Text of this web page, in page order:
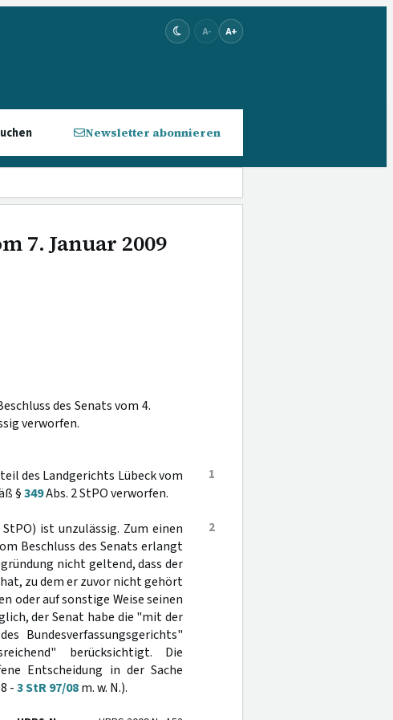
A- A+
Newsletter abonnieren
7. Januar 2009
des Senats vom 4.
verworfen.
1
des Landgerichts Lübeck vom
§349Abs. 2 StPO verworfen.
2
StPO) ist unzulässig. Zum einen
Beschluss des Senats erlangt
nicht geltend, dass der
zu dem er zuvor nicht gehört
oder auf sonstige Weise seinen
der Senat habe die "mit der
Bundesverfassungsgerichts"
berücksichtigt. Die
Entscheidung in der Sache
-3 StR 97/08m. w. N.).